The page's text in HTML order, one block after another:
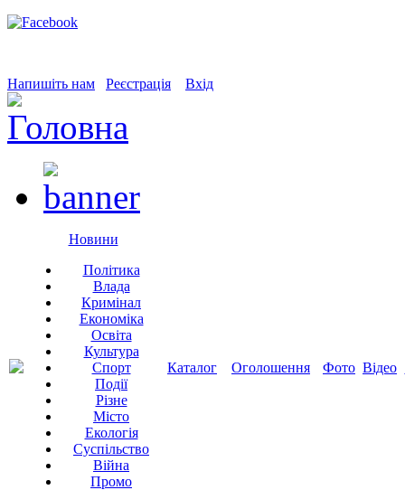
Напишіть нам Реєстрація Вхід
Новини
Політика
Влада
Кримінал
Економіка
Освіта
Культура
Спорт
Події
Різне
Місто
Екологія
Суспільство
Війна
Промо
Каталог Оголошення Фото Відео